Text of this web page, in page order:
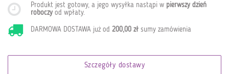
Produkt jest gotowy, a jego wysyłka nastąpi w pierwszy dzień
roboczy od wpłaty.
DARMOWA DOSTAWA już od200,00 zł sumy zamówienia
Szczegóły dostawy